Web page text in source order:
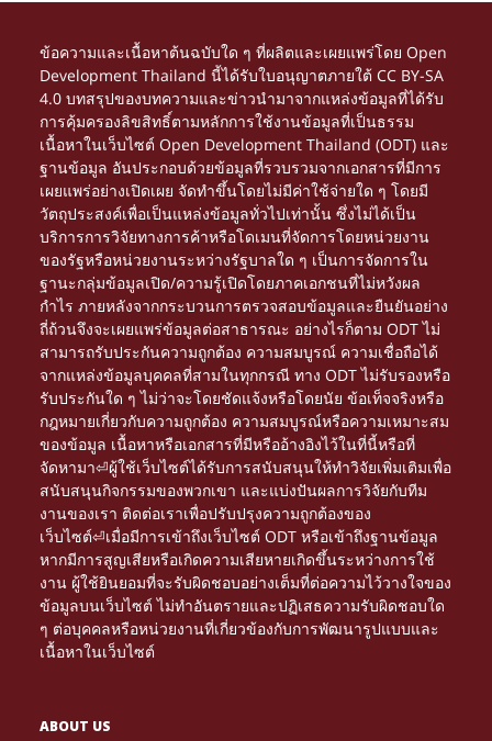
ข้อความและเนื้อหาต้นฉบับใด ๆ ที่ผลิตและเผยแพร่โดย Open
Development Thailand นี้ได้รับใบอนุญาตภายใต้CC BY-SA
4.0 บทสรุปของบทความและข่าวนำมาจากแหล่งข้อมูลที่ได้รับ
การคุ้มครองลิขสิทธิ์ตามหลักการใช้งานข้อมูลที่เป็นธรรม
เนื้อหาในเว็บไซต์ Open Development Thailand (ODT) และ
ฐานข้อมูล อันประกอบด้วยข้อมูลที่รวบรวมจากเอกสารที่มีการ
เผยแพร่อย่างเปิดเผย จัดทำขึ้นโดยไม่มีค่าใช้จ่ายใด ๆ โดยมี
วัตถุประสงค์เพื่อเป็นแหล่งข้อมูลทั่วไปเท่านั้น ซึ่งไม่ได้เป็น
บริการการวิจัยทางการค้าหรือโดเมนที่จัดการโดยหน่วยงาน
ของรัฐหรือหน่วยงานระหว่างรัฐบาลใด ๆ เป็นการจัดการใน
ฐานะกลุ่มข้อมูลเปิด/ความรู้เปิดโดยภาคเอกชนที่ไม่หวังผล
กำไร ภายหลังจากกระบวนการตรวจสอบข้อมูลและยืนยันอย่าง
ถี่ถ้วนจึงจะเผยแพร่ข้อมูลต่อสาธารณะ อย่างไรก็ตาม ODT ไม่
สามารถรับประกันความถูกต้อง ความสมบูรณ์ ความเชื่อถือได้
จากแหล่งข้อมูลบุคคลที่สามในทุกกรณี ทาง ODT ไม่รับรองหรือ
รับประกันใด ๆ ไม่ว่าจะโดยชัดแจ้งหรือโดยนัย ข้อเท็จจริงหรือ
กฎหมายเกี่ยวกับความถูกต้อง ความสมบูรณ์หรือความเหมาะสม
ของข้อมูล เนื้อหาหรือเอกสารที่มีหรืออ้างอิงไว้ในที่นี้หรือที่
จัดหามา⏎ผู้ใช้เว็บไซต์ได้รับการสนับสนุนให้ทำวิจัยเพิ่มเติมเพื่อ
สนับสนุนกิจกรรมของพวกเขา และแบ่งปันผลการวิจัยกับทีม
งานของเรา ติดต่อเราเพื่อปรับปรุงความถูกต้องของ
เว็บไซต์⏎เมื่อมีการเข้าถึงเว็บไซต์ ODT หรือเข้าถึงฐานข้อมูล
หากมีการสูญเสียหรือเกิดความเสียหายเกิดขึ้นระหว่างการใช้
งาน ผู้ใช้ยินยอมที่จะรับผิดชอบอย่างเต็มที่ต่อความไว้วางใจของ
ข้อมูลบนเว็บไซต์ ไม่ทำอันตรายและปฏิเสธความรับผิดชอบใด
ๆ ต่อบุคคลหรือหน่วยงานที่เกี่ยวข้องกับการพัฒนารูปแบบและ
เนื้อหาในเว็บไซต์
ABOUT US